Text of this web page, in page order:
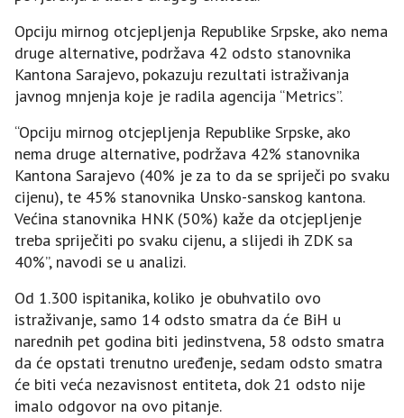
Opciju mirnog otcjepljenja Republike Srpske, ako nema
druge alternative, podržava 42 odsto stanovnika
Kantona Sarajevo, pokazuju rezultati istraživanja
javnog mnjenja koje je radila agencija “Metrics”.
“Opciju mirnog otcjepljenja Republike Srpske, ako
nema druge alternative, podržava 42% stanovnika
Kantona Sarajevo (40% je za to da se spriječi po svaku
cijenu), te 45% stanovnika Unsko-sanskog kantona.
Većina stanovnika HNK (50%) kaže da otcjepljenje
treba spriječiti po svaku cijenu, a slijedi ih ZDK sa
40%”, navodi se u analizi.
Od 1.300 ispitanika, koliko je obuhvatilo ovo
istraživanje, samo 14 odsto smatra da će BiH u
narednih pet godina biti jedinstvena, 58 odsto smatra
da će opstati trenutno uređenje, sedam odsto smatra
će biti veća nezavisnost entiteta, dok 21 odsto nije
imalo odgovor na ovo pitanje.